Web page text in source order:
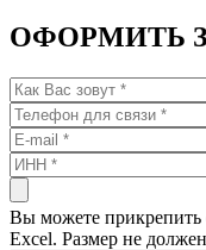
ОФОРМИТЬ
Вы можете прикрепить
Excel. Размер не